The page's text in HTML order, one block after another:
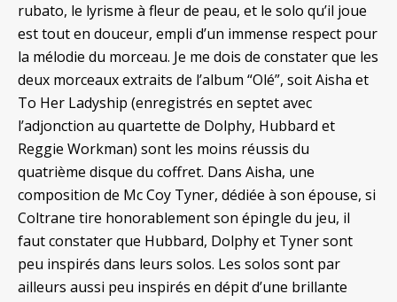
rubato, le lyrisme à fleur de peau, et le solo qu’il joue
est tout en douceur, empli d’un immense respect pour
la mélodie du morceau. Je me dois de constater que les
deux morceaux extraits de l’album “Olé”, soit Aisha et
To Her Ladyship (enregistrés en septet avec
l’adjonction au quartette de Dolphy, Hubbard et
Reggie Workman) sont les moins réussis du
quatrième disque du coffret. Dans Aisha, une
composition de Mc Coy Tyner, dédiée à son épouse, si
Coltrane tire honorablement son épingle du jeu, il
faut constater que Hubbard, Dolphy et Tyner sont
peu inspirés dans leurs solos. Les solos sont par
ailleurs aussi peu inspirés en dépit d’une brillante